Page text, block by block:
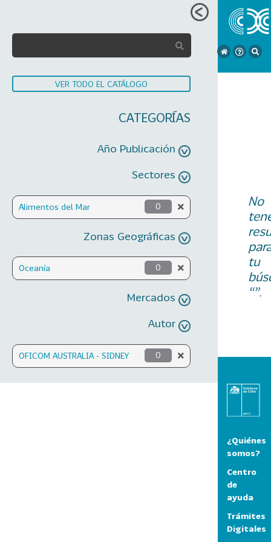
VER TODO EL CATÁLOGO
CATEGORÍAS
Año Publicación
Sectores
Alimentos del Mar 0
Zonas Geográficas
Oceanía 0
Mercados
Autor
OFICOM AUSTRALIA - SIDNEY 0
No
tu
“”.
¿Quiénes
somos?
Centro
de
ayuda
Trámites
Digitales